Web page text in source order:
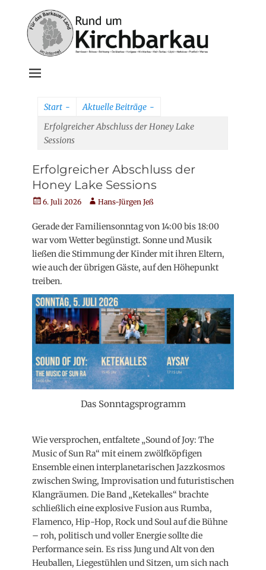
Start - Aktuelle Beiträge -
Erfolgreicher Abschluss der Honey Lake
Sessions
Erfolgreicher Abschluss der
Honey Lake Sessions
Veröffentlicht
6. Juli 2026 AutorHans-Jürgen Jeß
Gerade der Familiensonntag von 14:00 bis 18:00
war vom Wetter begünstigt. Sonne und Musik
ließen die Stimmung der Kinder mit ihren Eltern,
wie auch der übrigen Gäste, auf den Höhepunkt
treiben.
Das Sonntagsprogramm
Wie versprochen, entfaltete „Sound of Joy: The
Music of Sun Ra“ mit einem zwölfköpfigen
Ensemble einen interplanetarischen Jazzkosmos
zwischen Swing, Improvisation und futuristischen
Klangräumen. Die Band „Ketekalles“ brachte
schließlich eine explosive Fusion aus Rumba,
Flamenco, Hip-Hop, Rock und Soul auf die Bühne
– roh, politisch und voller Energie sollte die
Performance sein. Es riss Jung und Alt von den
Heuballen, Liegestühlen und Sitzen, um sich nach